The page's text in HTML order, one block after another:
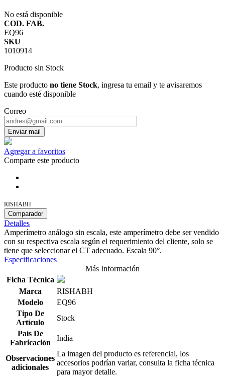
No está disponible
COD. FAB.
EQ96
SKU
1010914
Producto sin Stock
Este producto no tiene Stock, ingresa tu email y te avisaremos
cuando esté disponible
Correo
Enviar mail
Agregar a favoritos
Comparte este producto
RISHABH
Comparador
Detalles
Amperímetro análogo sin escala, este amperímetro debe ser vendido
con su respectiva escala según el requerimiento del cliente, solo se
tiene que seleccionar el CT adecuado. Escala 90°.
Especificaciones
Más Información
Ficha Técnica
Marca
RISHABH
Modelo
EQ96
Tipo De
Artículo
Stock
País De
Fabricación
India
Observaciones
adicionales
La imagen del producto es referencial, los
accesorios podrían variar, consulta la ficha técnica
para mayor detalle.